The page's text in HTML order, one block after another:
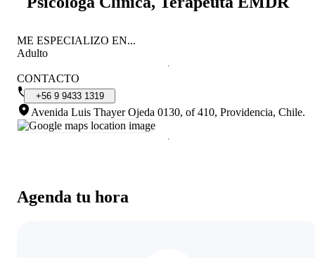
Agenda tu hora
ME ESPECIALIZO EN...
Adulto
CONTACTO
+56 9 9433 1319
Avenida Luis Thayer Ojeda 0130, of 410, Providencia, Chile.